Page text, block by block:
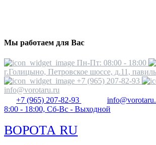
Мы работаем для Вас
Пн-Пт: 08:00 - 18:00
г.Голицыно, Петровское шоссе, д.11,
+7 (965) 207-82-93
info@vorotaru.ru
+7 (965) 207-82-93
8:00 - 18:00, Сб-Вс - Выходной
ВОРОТА RU